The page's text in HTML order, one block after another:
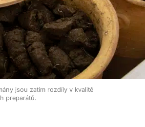
jsou zatím rozdíly v kvalitě
preparátů.